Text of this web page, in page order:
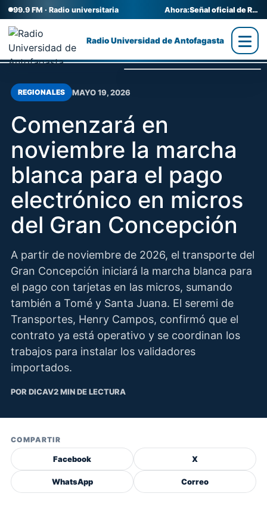
99.9 FM · Radio universitaria Ahora: Señal oficial de Radio UA
Radio Universidad de Antofagasta
REGIONALES MAYO 19, 2026
Comenzará en
noviembre la marcha
blanca para el pago
electrónico en micros
del Gran Concepción
A partir de noviembre de 2026, el transporte del
Gran Concepción iniciará la marcha blanca para
el pago con tarjetas en las micros, sumando
también a Tomé y Santa Juana. El seremi de
Transportes, Henry Campos, confirmó que el
contrato ya está operativo y se coordinan los
trabajos para instalar los validadores
importados.
POR DICAV2 MIN DE LECTURA
COMPARTIR
Facebook X
WhatsApp Correo